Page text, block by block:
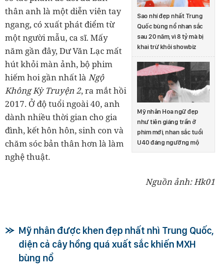
Sao nhí đẹp nhất Trung
Quốc bùng nổ nhan sắc
sau 20 năm, vì 8 tỷ mà bị
khai trừ khỏi showbiz
Mỹ nhân Hoa ngữ đẹp
như tiên giáng trần ở
phim mới, nhan sắc tuổi
U40 đáng ngưỡng mộ
thân anh là một diễn viên tay
ngang, có xuất phát điểm từ
một người mẫu, ca sĩ. Mấy
năm gần đây, Dư Văn Lạc mất
hút khỏi màn ảnh, bộ phim
hiếm hoi gần nhất là Ngộ
Không Kỳ Truyện 2, ra mắt hồi
2017. Ở độ tuổi ngoài 40, anh
dành nhiều thời gian cho gia
đình, kết hôn hôn, sinh con và
chăm sóc bản thân hơn là làm
nghệ thuật.
Nguồn ảnh: Hk01
Mỹ nhân được khen đẹp nhất nhì Trung Quốc,
diện cả cây hồng quá xuất sắc khiến MXH
bùng nổ